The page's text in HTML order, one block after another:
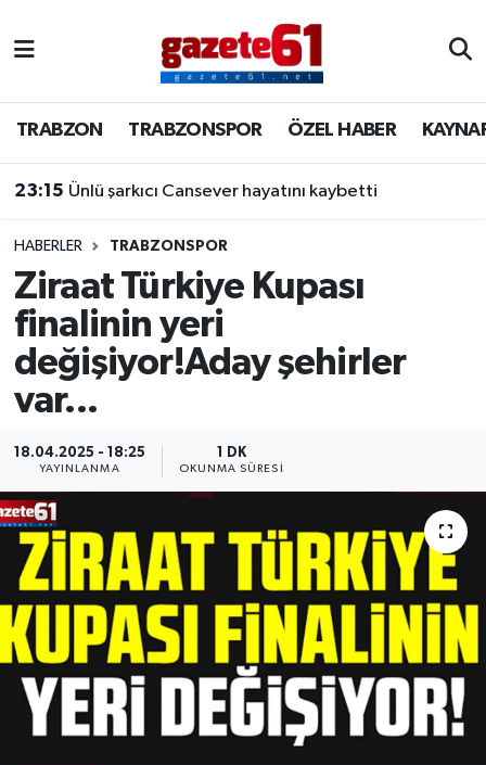
TRABZON TRABZONSPOR ÖZEL HABER
23:15 Ünlü şarkıcı Cansever hayatını kaybetti
HABERLER TRABZONSPOR
Ziraat Türkiye Kupası
finalinin yeri
değişiyor!Aday şehirler
var...
18.04.2025 - 18:25
YAYINLANMA
1 DK
OKUNMA SÜRESI
TRABZONSPOR
ÖZEL HABER
KAYNAR KAZAN
SİYASET
GÜNDEM
Trabzon Nöbetçi Eczaneler
Trabzon Hava Durumu
Trabzon Namaz Vakitleri
Trabzon Trafik Yoğunluk Haritası
Süper Lig Puan Durumu ve Fikstür
Tüm Manşetler
Son Dakika Haberleri
Haber Arşivi